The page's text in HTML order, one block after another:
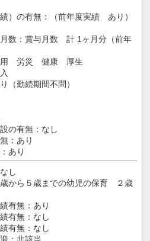
）の有無：（前年度実績 あり）
数：賞与月数 計 1ヶ月分（前年
用 労災 健康 厚生
（勤続期間不問）
の有無：なし
：あり
あり
し
から５歳までの幼児の保育 ２歳
有無：あり
有無：なし
有無：なし